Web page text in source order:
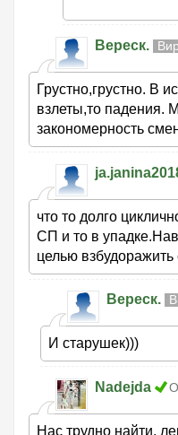
Вереск.
Грустно,грустно. В
взлеты,то падения.
закономерность
что то долго
СП и то в
целью взбудоражить
Вереск.
И старушек)))
Nadejda
Нас трудно найти,